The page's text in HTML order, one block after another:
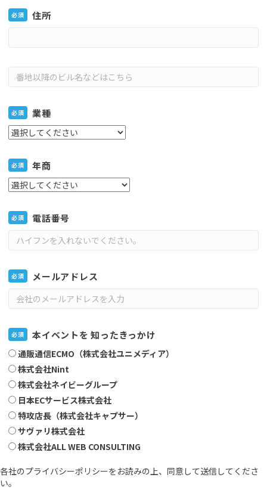
必須 住所
必須 業種
必須 年商
必須 電話番号
必須 メールアドレス
必須 本イベントを 知ったきっかけ
通販通信ECMO（株式会社ユニメディア）
株式会社Nint
株式会社ネイビーグループ
日本ECサービス株式会社
特攻店長（株式会社キャプサー）
サヴァリ株式会社
株式会社ALL WEB CONSULTING
各社のプライバシーポリシーをお読みの上、同意して送信してくださ
い。